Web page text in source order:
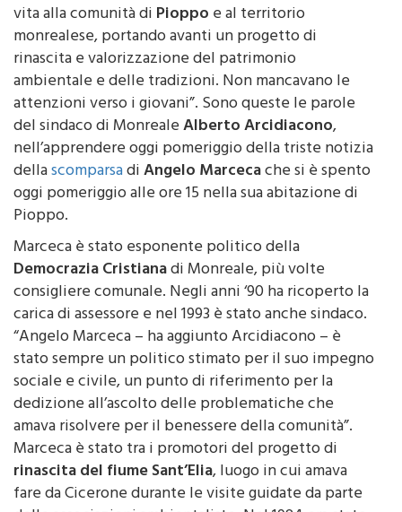
“Una persona che ha dedicato gran parte della sua
vita alla comunità diPioppoe al territorio
monrealese, portando avanti un progetto di
rinascita e valorizzazione del patrimonio
ambientale e delle tradizioni. Non mancavano le
attenzioni verso i giovani”. Sono queste le parole
del sindaco di MonrealeAlberto Arcidiacono,
nell’apprendere oggi pomeriggio della triste notizia
dellascomparsadiAngelo Marcecache si è spento
oggi pomeriggio alle ore 15 nella sua abitazione di
Pioppo.
Marceca è stato esponente politico della
Democrazia Cristianadi Monreale, più volte
consigliere comunale. Negli anni ‘90 ha ricoperto la
carica di assessore e nel 1993 è stato anche sindaco.
“Angelo Marceca – ha aggiunto Arcidiacono – è
stato sempre un politico stimato per il suo impegno
sociale e civile, un punto di riferimento per la
dedizione all’ascolto delle problematiche che
amava risolvere per il benessere della comunità”.
Marceca è stato tra i promotori del progetto di
rinascita del fiume Sant’Elia, luogo in cui amava